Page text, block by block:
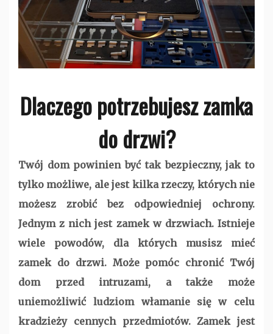
Dlaczego potrzebujesz zamka
do drzwi?
Twój dom powinien być tak bezpieczny, jak to
tylko możliwe, ale jest kilka rzeczy, których nie
możesz zrobić bez odpowiedniej ochrony.
Jednym z nich jest zamek w drzwiach. Istnieje
wiele powodów, dla których musisz mieć
zamek do drzwi. Może pomóc chronić Twój
dom przed intruzami, a także może
uniemożliwić ludziom włamanie się w celu
kradzieży cennych przedmiotów. Zamek jest